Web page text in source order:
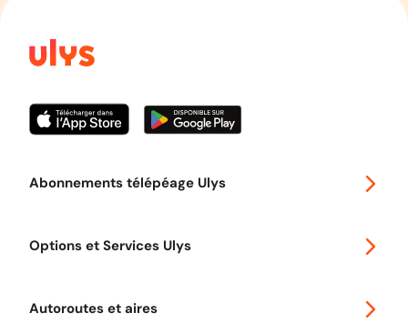
Abonnements télépéage Ulys
Options et Services Ulys
Autoroutes et aires